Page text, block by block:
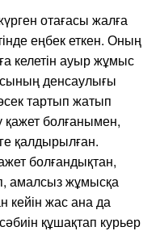
отағасы жалға
еңбек еткен. Оның
келетін ауыр жұмыс
денсаулығы
тартып жатып
қажет болғанымен,
қалдырылған.
болғандықтан,
амалсыз жұмысқа
кейін жас ана да
құшақтап курьер